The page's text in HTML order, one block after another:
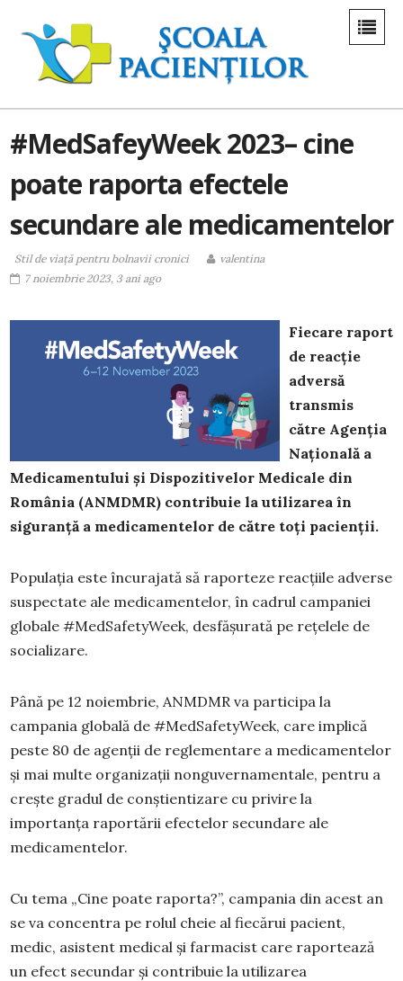
#MedSafeyWeek 2023– cine
poate raporta efectele
secundare ale medicamentelor
Stil de viaţă pentru bolnavii cronici
valentina
7 noiembrie 2023, 3 ani ago
Fiecare raport
de reacție
adversă
transmis
către Agenția
Națională a
Medicamentului și Dispozitivelor Medicale din
România (ANMDMR) contribuie la utilizarea în
siguranță a medicamentelor de către toți pacienții.
Populația este încurajată să raporteze reacțiile adverse
suspectate ale medicamentelor, în cadrul campaniei
globale #MedSafetyWeek, desfășurată pe rețelele de
socializare.
Până pe 12 noiembrie, ANMDMR va participa la
campania globală de #MedSafetyWeek, care implică
peste 80 de agenții de reglementare a medicamentelor
și mai multe organizații nonguvernamentale, pentru a
crește gradul de conștientizare cu privire la
importanța raportării efectelor secundare ale
medicamentelor.
Cu tema „Cine poate raporta?”, campania din acest an
se va concentra pe rolul cheie al fiecărui pacient,
medic, asistent medical și farmacist care raportează
un efect secundar și contribuie la utilizarea